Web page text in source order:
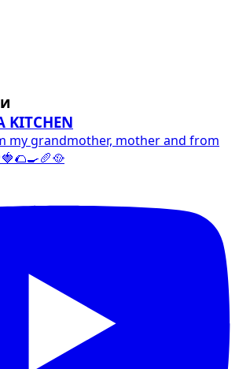
KITCHEN
my grandmother, mother and from